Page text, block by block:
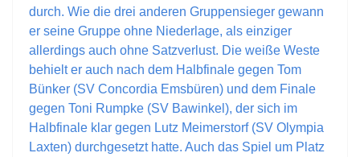
durch. Wie die drei anderen Gruppensieger gewann
er seine Gruppe ohne Niederlage, als einziger
allerdings auch ohne Satzverlust. Die weiße Weste
behielt er auch nach dem Halbfinale gegen Tom
Bünker (SV Concordia Emsbüren) und dem Finale
gegen Toni Rumpke (SV Bawinkel), der sich im
Halbfinale klar gegen Lutz Meimerstorf (SV Olympia
Laxten) durchgesetzt hatte. Auch das Spiel um Platz